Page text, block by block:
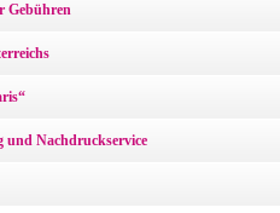
Gebühren
und Nachdruckservice